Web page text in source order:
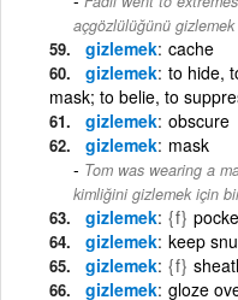
açgözlülüğünü
gizlemek cache
gizlemek to hide,
mask; to belie, to
gizlemek obscure
gizlemek mask
Tom was wearing a
kimliğini gizlemek için
gizlemek {f}
gizlemek keep
gizlemek {f}
gizlemek gloze